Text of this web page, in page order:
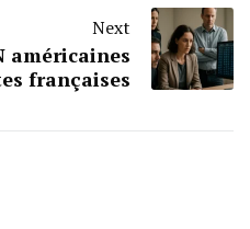
Next
américaines
françaises